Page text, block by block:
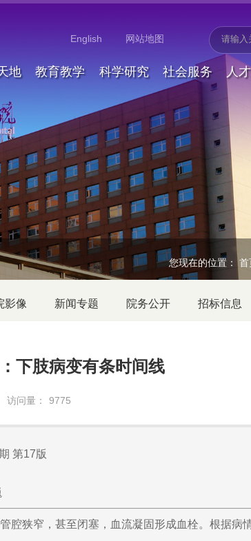
English 网站地图
地 教育教学 科学研究 社会服务 人
您现在的位置：首
影像 新闻专题 院务公开 招标信息
下肢病变有条时间线
访问量： 9775
第17版
腔狭窄，甚至闭塞，血流凝固形成血栓。根据病